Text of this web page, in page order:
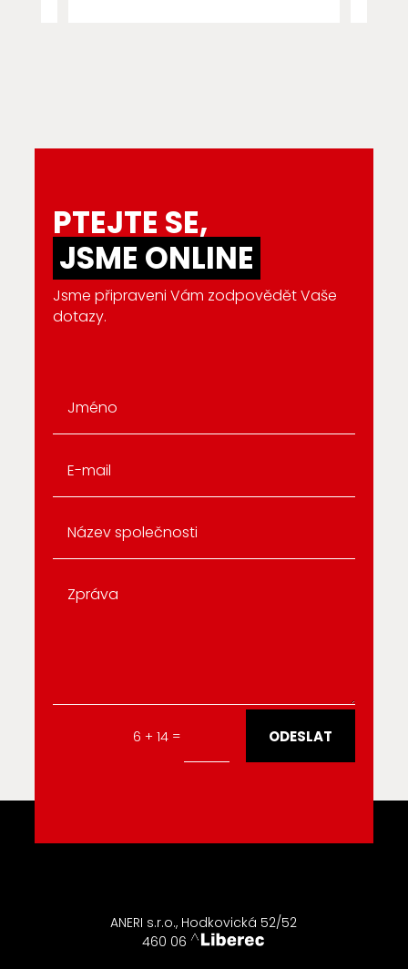
PTEJTE SE,
JSME ONLINE
Jsme připraveni Vám zodpovědět Vaše
dotazy.
6 + 14= ODESLAT
ANERI s.r.o., Hodkovická 52/52
460 06